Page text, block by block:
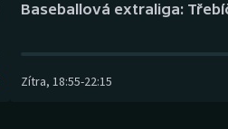
Baseballová extraliga:
Zítra, 18:55-22:15